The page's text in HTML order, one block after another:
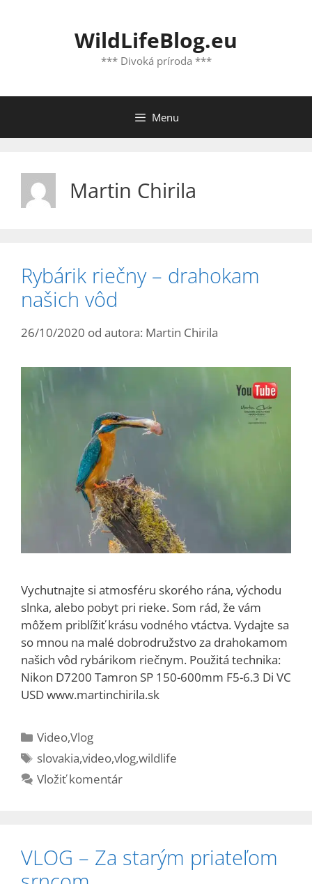
WildLifeBlog.eu
*** Divoká príroda ***
Menu
Martin Chirila
Rybárik riečny – drahokam
našich vôd
26/10/2020 od autora: Martin Chirila
Vychutnajte si atmosféru skorého rána, východu
slnka, alebo pobyt pri rieke. Som rád, že vám
môžem priblížiť krásu vodného vtáctva. Vydajte sa
so mnou na malé dobrodružstvo za drahokamom
našich vôd rybárikom riečnym. Použitá technika:
Nikon D7200 Tamron SP 150-600mm F5-6.3 Di VC
USD www.martinchirila.sk
Kategórie
Video,Vlog
Značky
slovakia,video,vlog,wildlife
Vložiť komentár
VLOG – Za starým priateľom